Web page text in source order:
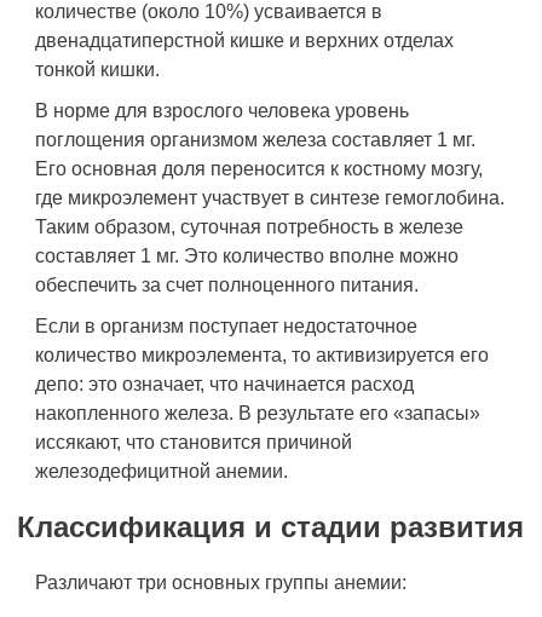
количестве (около 10%) усваивается в
двенадцатиперстной кишке и верхних отделах
тонкой кишки.
В норме для взрослого человека уровень
поглощения организмом железа составляет 1 мг.
Его основная доля переносится к костному мозгу,
где микроэлемент участвует в синтезе гемоглобина.
Таким образом, суточная потребность в железе
составляет 1 мг. Это количество вполне можно
обеспечить за счет полноценного питания.
Если в организм поступает недостаточное
количество микроэлемента, то активизируется его
депо: это означает, что начинается расход
накопленного железа. В результате его «запасы»
иссякают, что становится причиной
железодефицитной анемии.
Классификация и стадии развития
Различают три основных группы анемии: